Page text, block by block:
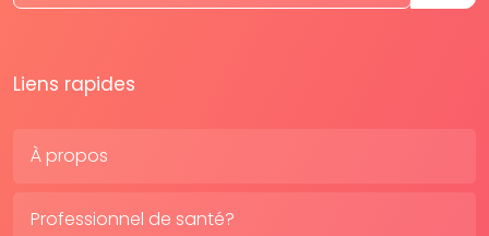
Liens rapides
À propos
Professionnel de santé?